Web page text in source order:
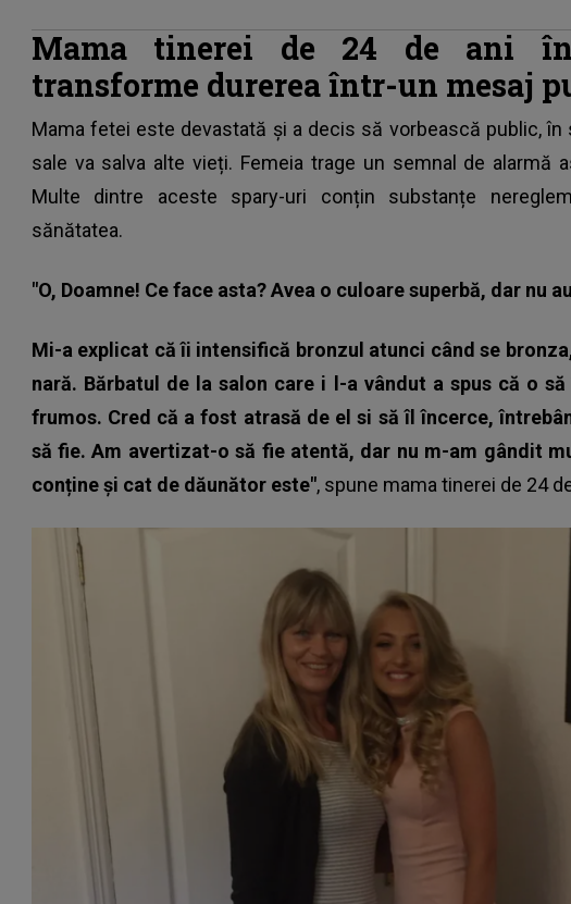
Mama tinerei de 24 de ani
transforme durerea într-un mesaj
Mama fetei este devastată și a decis să vorbească public, în
sale va salva alte vieți. Femeia trage un semnal de alarmă
Multe dintre aceste spary-uri conțin substanțe
sănătatea.
"O, Doamne! Ce face asta? Avea o culoare superbă, dar nu
Mi-a explicat că îi intensifică bronzul atunci când se
nară. Bărbatul de la salon care i l-a vândut a spus că o
frumos. Cred că a fost atrasă de el si să îl încerce,
să fie. Am avertizat-o să fie atentă, dar nu m-am gândit
conține și cat de dăunător este", spune mama tinerei de 24